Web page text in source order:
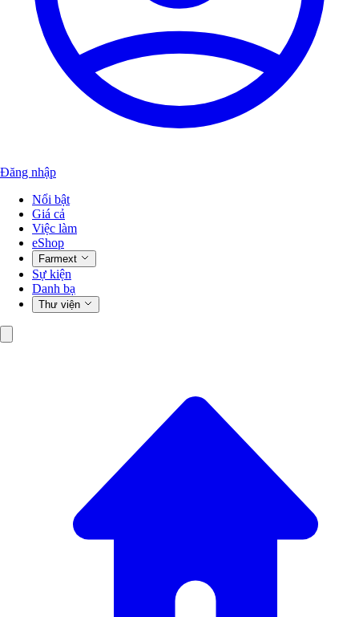
Đăng nhập
Nổi bật
Giá cả
Việc làm
eShop
Farmext
Sự kiện
Danh bạ
Thư viện